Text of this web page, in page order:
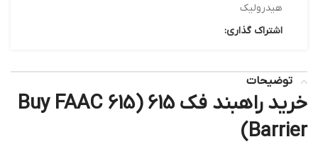
هیدرولیک
اشتراک گذاری:
توضیحات
خرید راهبند فک 615 (Buy FAAC 615
Barrier)